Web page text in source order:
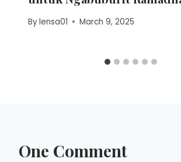
Bylensa01 March 9, 2025
One Comment